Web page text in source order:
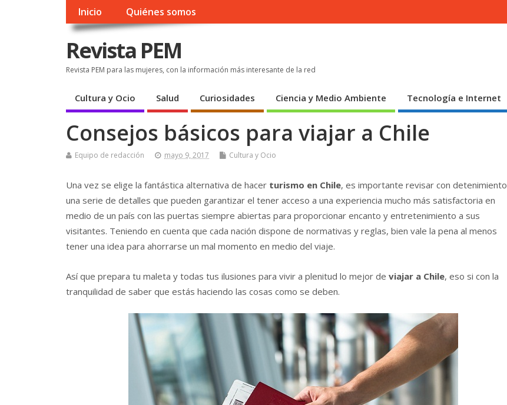
Inicio Quiénes somos
Revista PEM
Revista PEM para las mujeres, con la información más interesante de la red
Cultura y Ocio Salud Curiosidades Ciencia y Medio Ambiente Tecnología e Internet
Consejos básicos para viajar a Chile
Equipo de redacción mayo 9, 2017 Cultura y Ocio
Una vez se elige la fantástica alternativa de hacer turismo en Chile, es importante revisar con detenimiento
una serie de detalles que pueden garantizar el tener acceso a una experiencia mucho más satisfactoria en
medio de un país con las puertas siempre abiertas para proporcionar encanto y entretenimiento a sus
visitantes. Teniendo en cuenta que cada nación dispone de normativas y reglas, bien vale la pena al menos
tener una idea para ahorrarse un mal momento en medio del viaje.
Así que prepara tu maleta y todas tus ilusiones para vivir a plenitud lo mejor de viajar a Chile, eso si con la
tranquilidad de saber que estás haciendo las cosas como se deben.